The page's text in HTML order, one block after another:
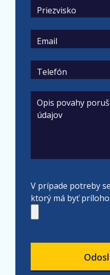
Priezvisko
Email
Telefón
Opis povahy
údajov
V prípade potreby
ktorý má byť